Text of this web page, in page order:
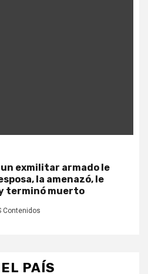
exmilitar armado le
la amenazó, le
terminó muerto
Contenidos
PAÍS